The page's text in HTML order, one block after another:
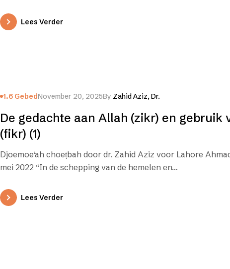
Lees Verder
1.6 GebedNovember 20, 2025By Zahid Aziz, Dr.
De gedachte aan Allah (zikr) en gebruik
(fikr) (1)
Djoemoe‘ah choeṭbah door dr. Zahid Aziz voor Lahore
mei 2022 “In de schepping van de hemelen en…
Lees Verder